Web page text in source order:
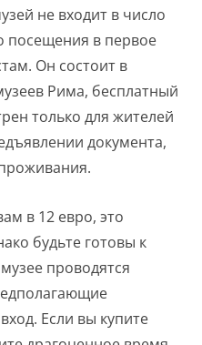
не входит в число
посещения в первое
Он состоит в
Рима, бесплатный
только для жителей
документа,
в 12 евро, это
будьте готовы к
проводятся
Если вы купите